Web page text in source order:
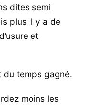
dites semi
plus il y a de
et
du temps gagné.
moins les